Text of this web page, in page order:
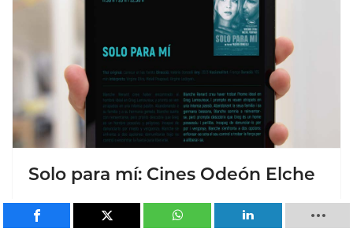
Solo para mí: Cines Odeón Elche
Redacción ESM